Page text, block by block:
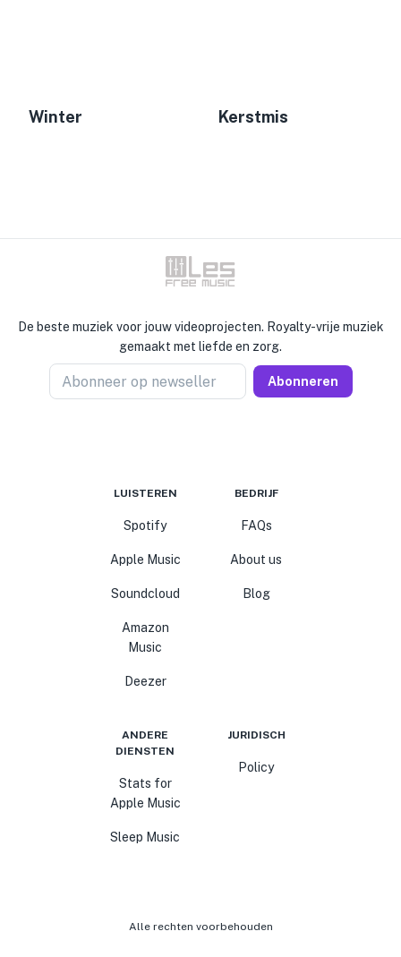
Winter Kerstmis
De beste muziek voor jouw videoprojecten. Royalty-vrije muziek
gemaakt met liefde en zorg.
Abonneer op newseller Abonneren
LUISTEREN
Spotify
Apple Music
Soundcloud
Amazon
Music
Deezer
BEDRIJF
FAQs
About us
Blog
ANDERE
DIENSTEN
Stats for
Apple Music
Sleep Music
JURIDISCH
Policy
Alle rechten voorbehouden